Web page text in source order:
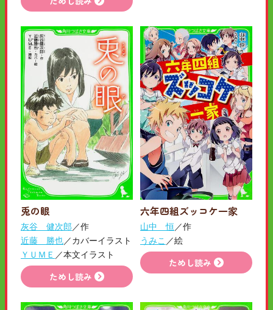
兎の眼
灰谷 健次郎 ／作
近藤 勝也／カバーイラスト
ＹＵＭＥ ／本文イラスト
ためし読み
六年四組ズッコケ一家
山中 恒 ／作
うみこ ／絵
ためし読み